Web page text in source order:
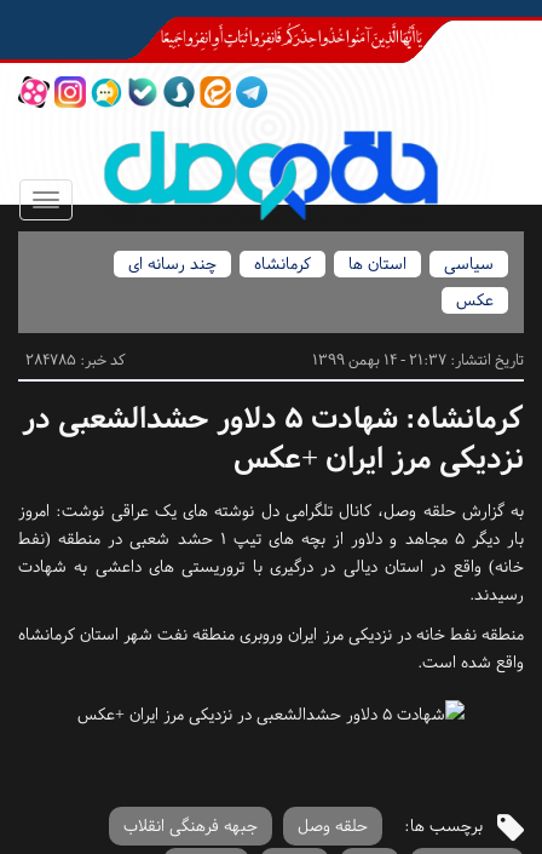
Toggle
سیاسی
استان ها کرمانشاه
چند رسانه ای
عکس
تاریخ انتشار: 21:37 - 14 بهمن 1399 کد خبر: 284785
کرمانشاه:
شهادت ۵ دلاور حشدالشعبی در
نزدیکی مرز ایران +عکس
به گزارش حلقه وصل، کانال تلگرامی دل نوشته های یک عراقی نوشت: امروز
بار دیگر ۵ مجاهد و دلاور از بچه های تیپ ۱ حشد شعبی در منطقه (نفط
خانه) واقع در استان دیالی در درگیری با تروریستی های داعشی به شهادت
رسیدند.
منطقه نفط خانه در نزدیکی مرز ایران وروبری منطقه نفت شهر استان کرمانشاه
واقع شده است.
برچسب ها: حلقه وصل
جبهه فرهنگی انقلاب